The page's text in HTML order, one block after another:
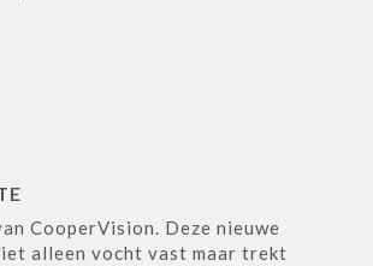
CooperVision. Deze nieuwe
alleen vocht vast maar trekt